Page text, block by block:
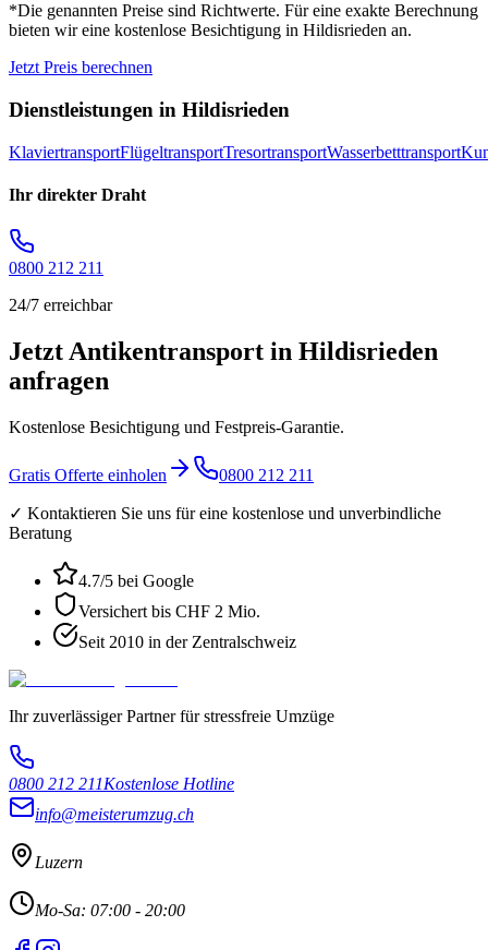
*Die genannten Preise sind Richtwerte. Für eine exakte Berechnung
bieten wir eine kostenlose Besichtigung in Hildisrieden an.
Jetzt Preis berechnen
Dienstleistungen in Hildisrieden
KlaviertransportFlügeltransportTresortransportWasserbetttransport
Ihr direkter Draht
0800 212 211
24/7 erreichbar
Jetzt Antikentransport in Hildisrieden
anfragen
Kostenlose Besichtigung und Festpreis-Garantie.
Gratis Offerte einholen 0800 212 211
✓ Kontaktieren Sie uns für eine kostenlose und unverbindliche
Beratung
4.7/5 bei Google
Versichert bis CHF 2 Mio.
Seit 2010 in der Zentralschweiz
Ihr zuverlässiger Partner für stressfreie Umzüge
0800 212 211Kostenlose Hotline
info@meisterumzug.ch
Luzern
Mo-Sa: 07:00 - 20:00